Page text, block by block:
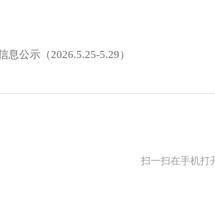
公示（2026.5.25-5.29）
扫一扫在手机打